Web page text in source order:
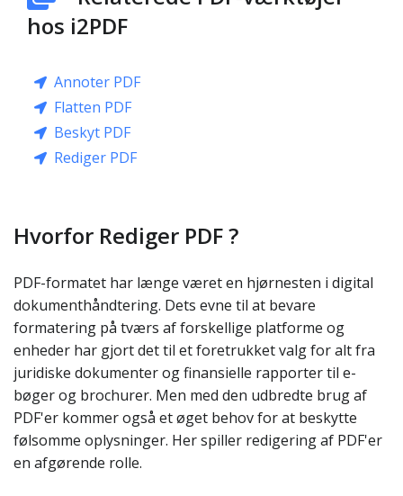
hos i2PDF
Annoter PDF
Flatten PDF
Beskyt PDF
Rediger PDF
Hvorfor Rediger PDF ?
PDF-formatet har længe været en hjørnesten i digital
dokumenthåndtering. Dets evne til at bevare
formatering på tværs af forskellige platforme og
enheder har gjort det til et foretrukket valg for alt fra
juridiske dokumenter og finansielle rapporter til e-
bøger og brochurer. Men med den udbredte brug af
PDF'er kommer også et øget behov for at beskytte
følsomme oplysninger. Her spiller redigering af PDF'er
en afgørende rolle.